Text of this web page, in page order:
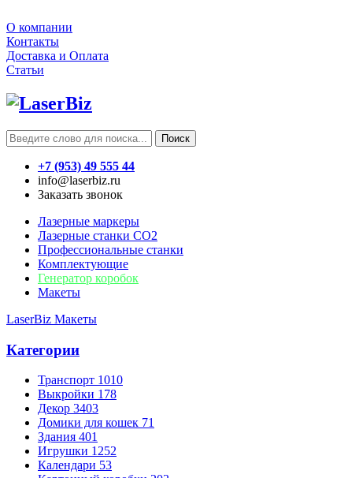
О компании
Контакты
Доставка и Оплата
Статьи
Поиск
+7 (953) 49 555 44
info@laserbiz.ru
Заказать звонок
Лазерные маркеры
Лазерные станки CO2
Профессиональные станки
Комплектующие
Генератор коробок
Макеты
LaserBiz Макеты
Категории
Транспорт 1010
Выкройки 178
Декор 3403
Домики для кошек 71
Здания 401
Игрушки 1252
Календари 53